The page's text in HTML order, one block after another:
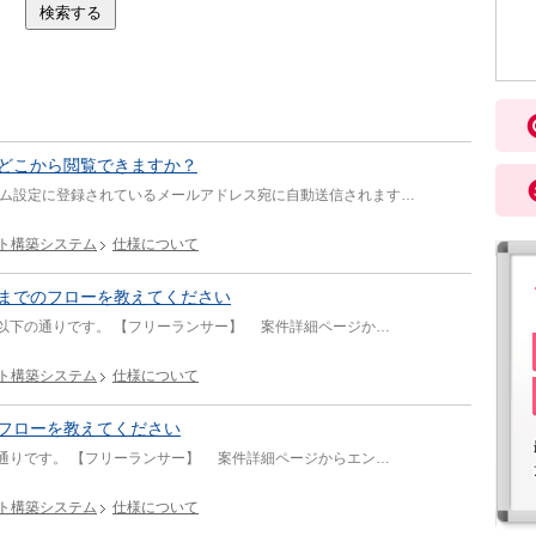
こから閲覧できますか？
設定に登録されているメールアドレス宛に自動送信されます…
構築システム 仕様について
でのフローを教えてください
下の通りです。 【フリーランサー】 案件詳細ページか…
構築システム 仕様について
ローを教えてください
りです。 【フリーランサー】 案件詳細ページからエン…
構築システム 仕様について